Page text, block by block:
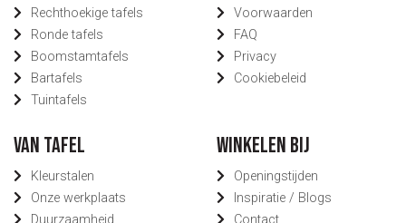
Rechthoekige tafels
Ronde tafels
Boomstamtafels
Bartafels
Tuintafels
Voorwaarden
FAQ
Privacy
Cookiebeleid
Van Tafel
Kleurstalen
Onze werkplaats
Duurzaamheid
Winkelen bij
Openingstijden
Inspiratie / Blogs
Contact